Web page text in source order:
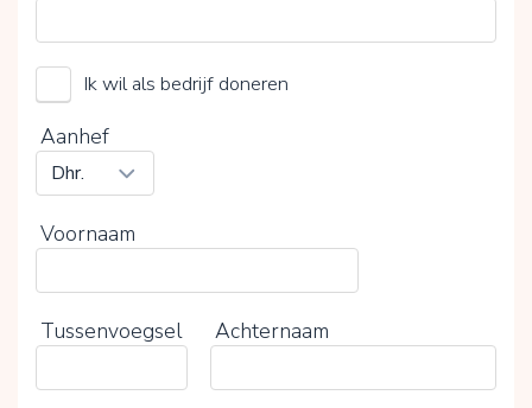
Kies je vrijwillige bijdrage
0%
Ik wil als bedrijf doneren
Aanhef
Voornaam
Tussenvoegsel Achternaam